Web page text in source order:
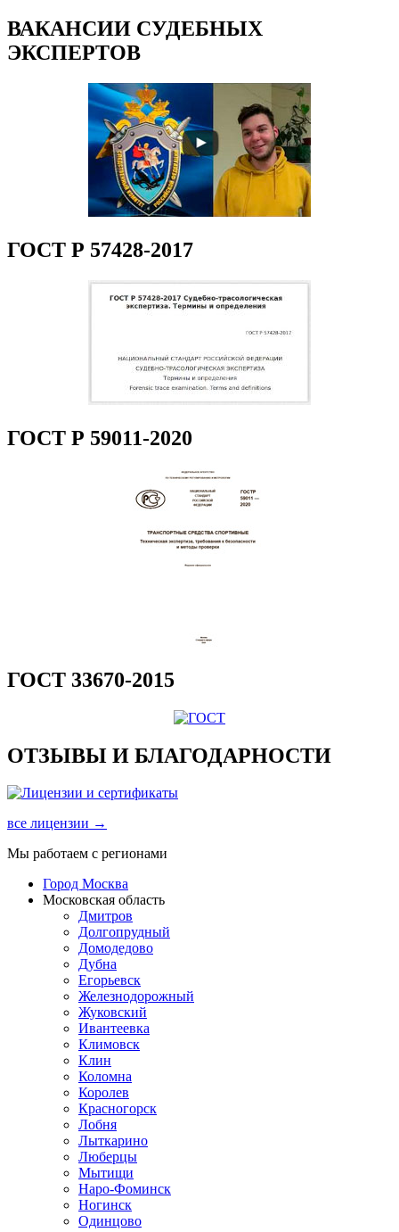
ВАКАНСИИ СУДЕБНЫХ
ЭКСПЕРТОВ
ГОСТ Р 57428-2017
ГОСТ Р 59011-2020
ГОСТ 33670-2015
ОТЗЫВЫ И БЛАГОДАРНОСТИ
все лицензии →
Мы работаем с регионами
Город Москва
Московская область
Дмитров
Долгопрудный
Домодедово
Дубна
Егорьевск
Железнодорожный
Жуковский
Ивантеевка
Климовск
Клин
Коломна
Королев
Красногорск
Лобня
Лыткарино
Люберцы
Мытищи
Наро-Фоминск
Ногинск
Одинцово